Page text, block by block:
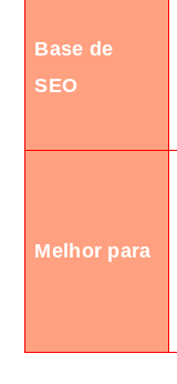
Base de
SEO
Melhor para